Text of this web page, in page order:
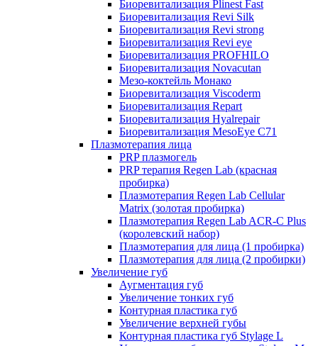
Биоревитализация Plinest Fast
Биоревитализация Revi Silk
Биоревитализация Revi strong
Биоревитализация Revi eye
Биоревитализация PROFHILO
Биоревитализация Novacutan
Мезо-коктейль Монако
Биоревитализация Viscoderm
Биоревитализация Repart
Биоревитализация Hyalrepair
Биоревитализация MesoEye C71
Плазмотерапия лица
PRP плазмогель
PRP терапия Regen Lab (красная
пробирка)
Плазмотерапия Regen Lab Cellular
Matrix (золотая пробирка)
Плазмотерапия Regen Lab ACR-C Plus
(королевский набор)
Плазмотерапия для лица (1 пробирка)
Плазмотерапия для лица (2 пробирки)
Увеличение губ
Аугментация губ
Увеличение тонких губ
Контурная пластика губ
Увеличение верхней губы
Контурная пластика губ Stylage L